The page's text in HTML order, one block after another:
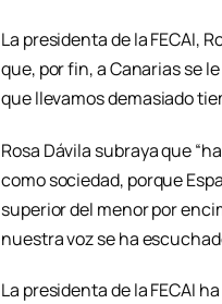
La presidenta de la FECAI,
que, por fin, a Canarias se
que llevamos demasiado
Rosa Dávila subraya que
como sociedad, porque
superior del menor por
nuestra voz se ha
La presidenta de la FECAI